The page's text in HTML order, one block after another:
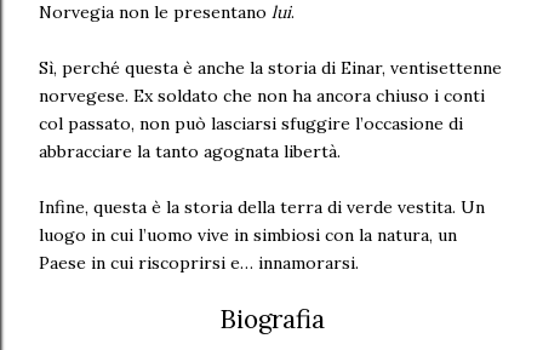
Norvegia non le presentano lui.
Sì, perché questa è anche la storia di Einar, ventisettenne
norvegese. Ex soldato che non ha ancora chiuso i conti
col passato, non può lasciarsi sfuggire l’occasione di
abbracciare la tanto agognata libertà.
Infine, questa è la storia della terra di verde vestita. Un
luogo in cui l’uomo vive in simbiosi con la natura, un
Paese in cui riscoprirsi e… innamorarsi.
Biografia